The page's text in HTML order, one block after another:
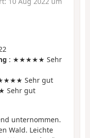
: ★★★★★ Sehr
Sehr gut
gut
unternommen.
Wald. Leichte